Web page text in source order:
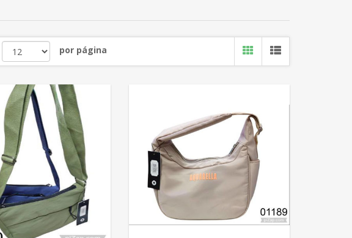
por página